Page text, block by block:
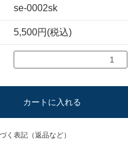
se-0002sk
5,500円(税込)
カートに入れる
く表記（返品など）